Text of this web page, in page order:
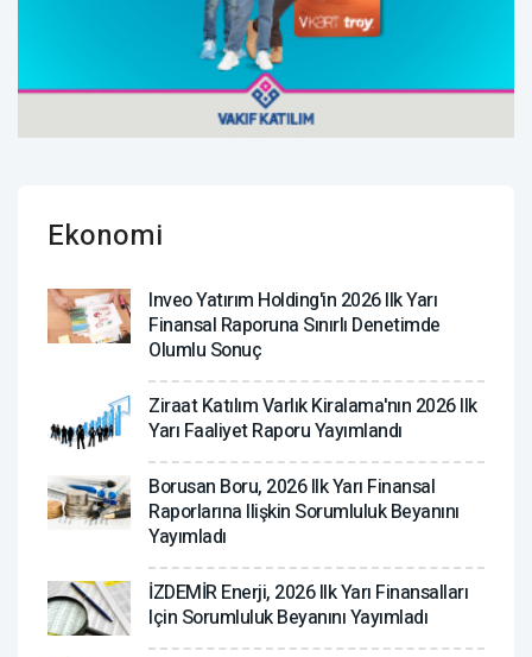
Ekonomi
Inveo Yatırım Holding'in 2026 Ilk Yarı
Finansal Raporuna Sınırlı Denetimde
Olumlu Sonuç
Ziraat Katılım Varlık Kiralama'nın 2026 Ilk
Yarı Faaliyet Raporu Yayımlandı
Borusan Boru, 2026 Ilk Yarı Finansal
Raporlarına Ilişkin Sorumluluk Beyanını
Yayımladı
İZDEMİR Enerji, 2026 Ilk Yarı Finansalları
Için Sorumluluk Beyanını Yayımladı